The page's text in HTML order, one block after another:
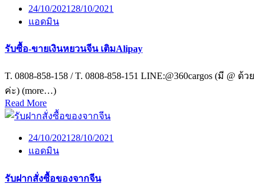
24/10/2021 28/10/2021
แอดมิน
รับซื้อ-ขายเงินหยวนจีน เติมAlipay
T. 0808-858-158 / T. 0808-858-151 LINE:@360cargos (มี @ ด้วย
ค่ะ) (more…)
Read More
24/10/202128/10/2021
แอดมิน
รับฝากสั่งซื้อของจากจีน